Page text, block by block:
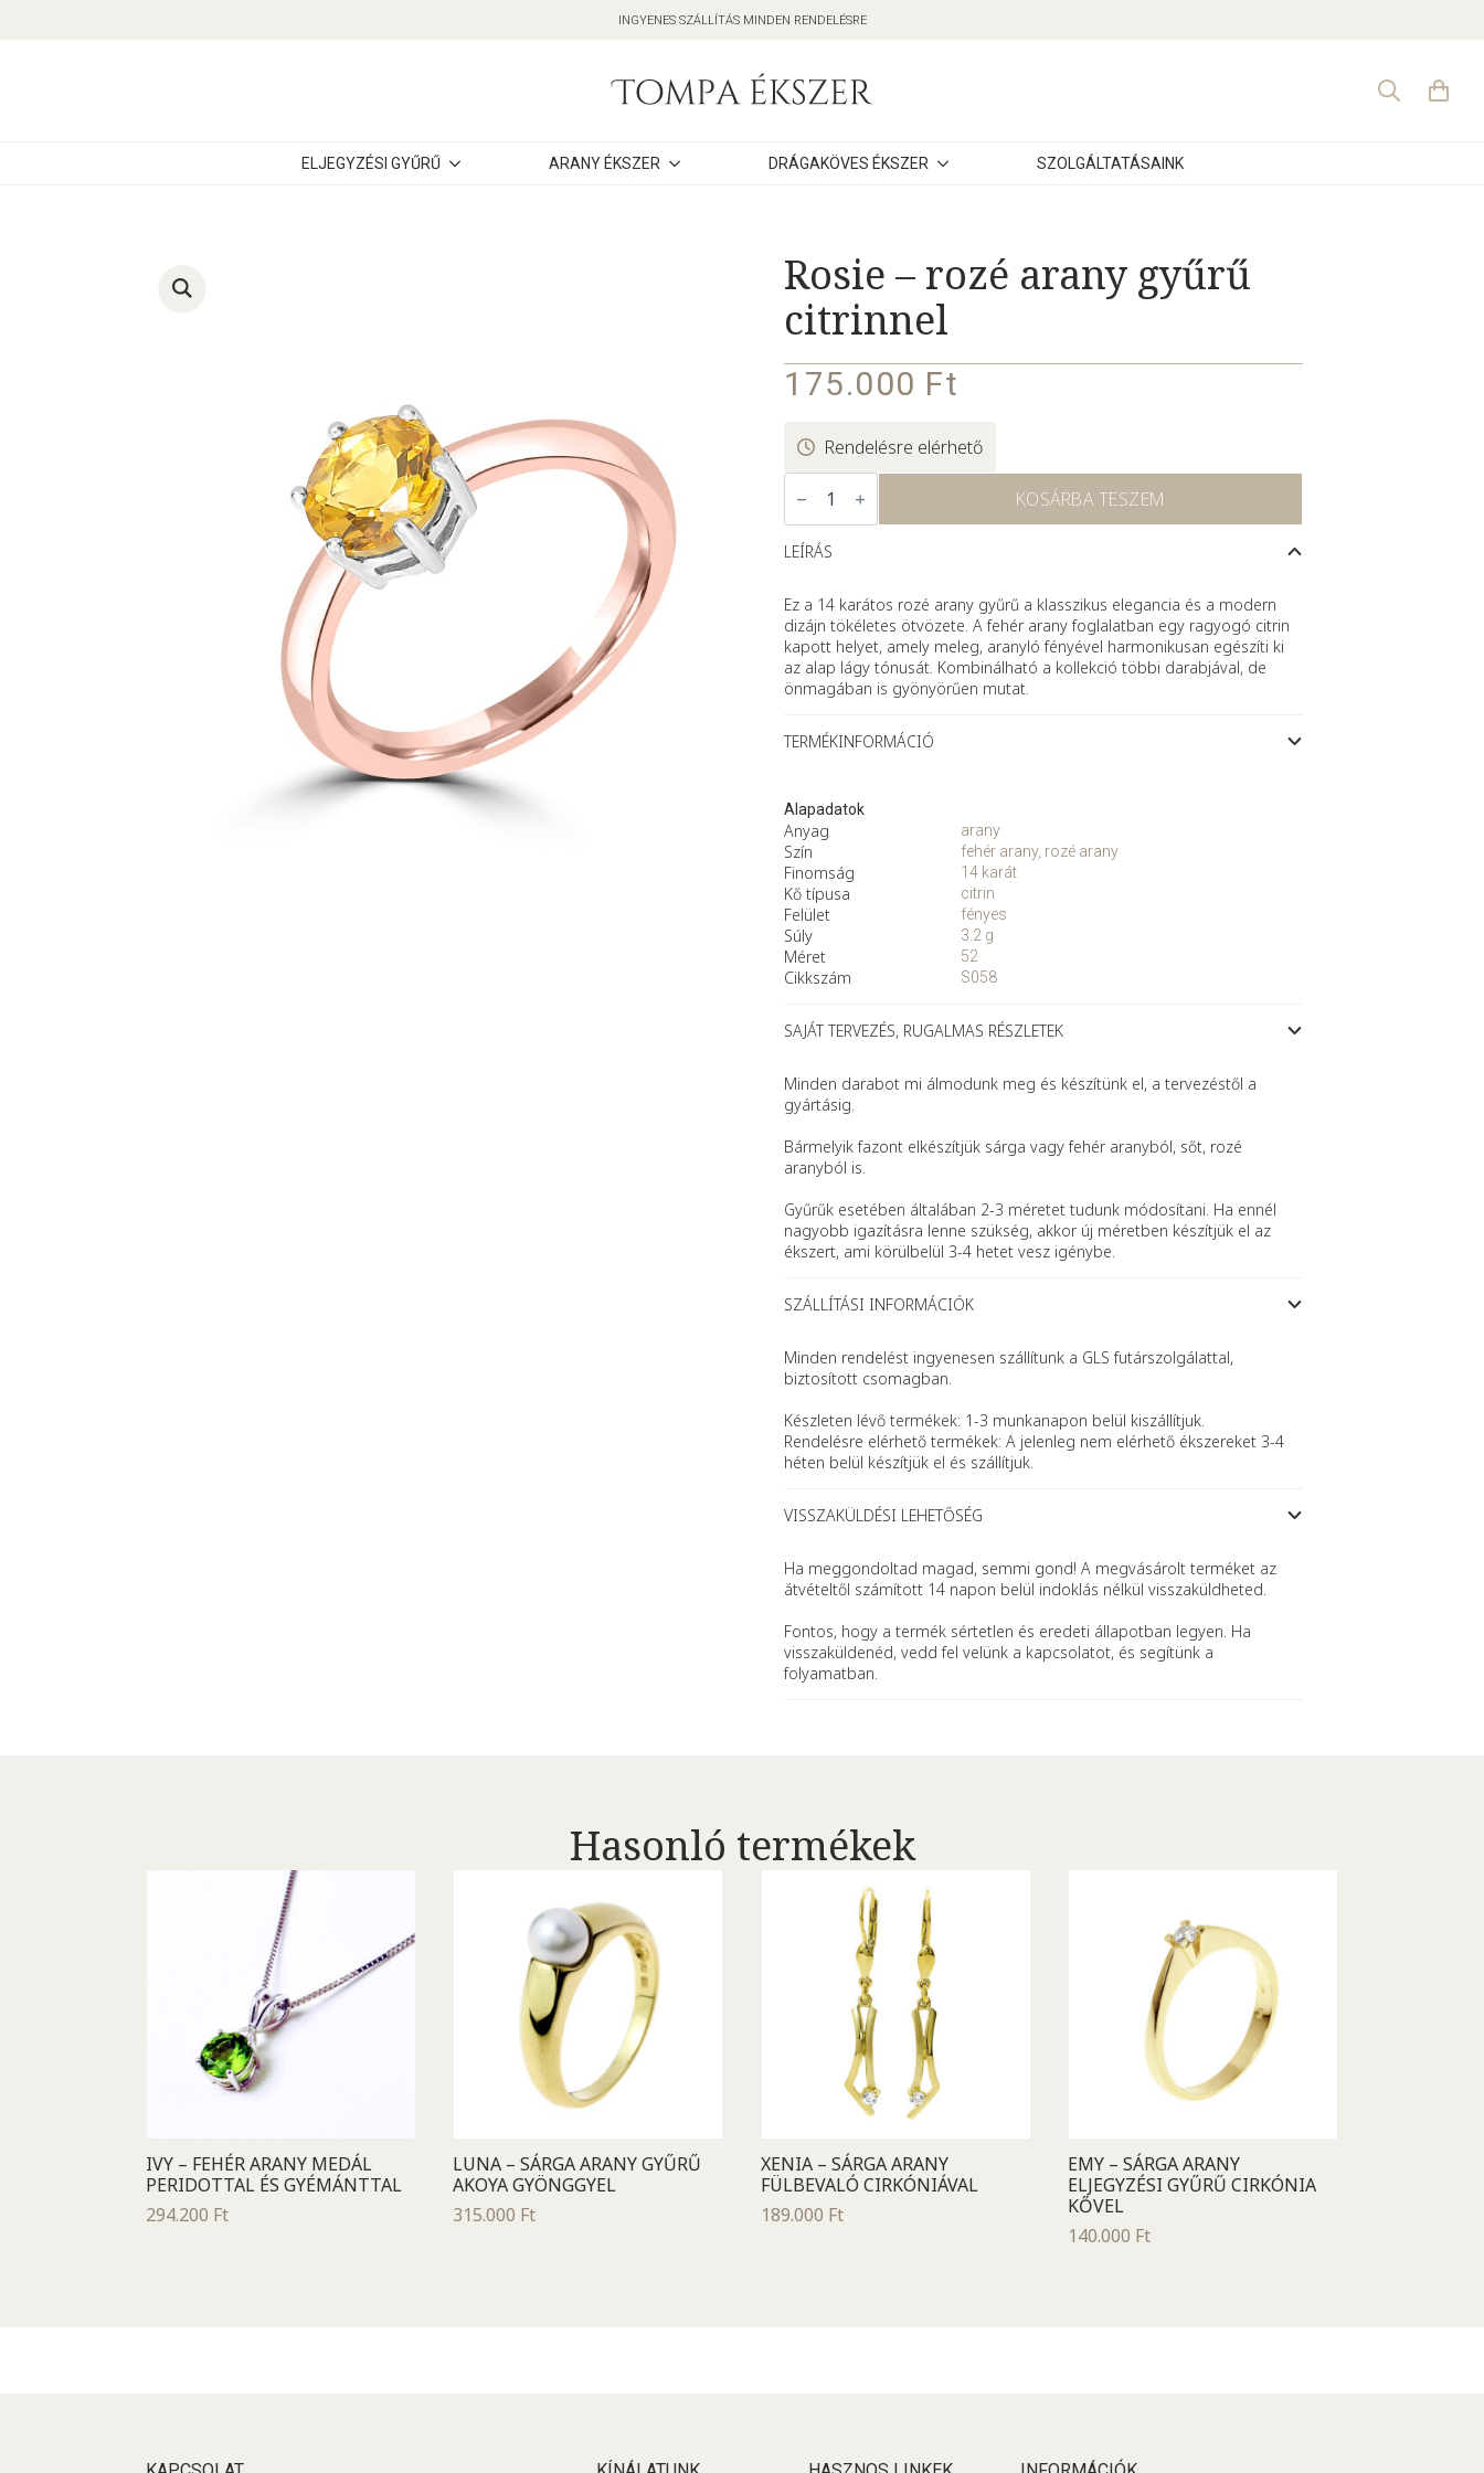
INGYENES SZÁLLÍTÁS MINDEN RENDELÉSRE
ELJEGYZÉSI GYŰRŰ ARANY ÉKSZER DRÁGAKÖVES ÉKSZER SZOLGÁLTATÁSAINK
Rosie – rozé arany gyűrű
citrinnel
175.000 Ft
Rendelésre elérhető
Rosie
arany
gyűrű
KOSÁRBA TESZEM
LEÍRÁS
Ez a 14 karátos rozé arany gyűrű a klasszikus elegancia és a modern
dizájn tökéletes ötvözete. A fehér arany foglalatban egy ragyogó citrin
kapott helyet, amely meleg, aranyló fényével harmonikusan egészíti ki
az alap lágy tónusát. Kombinálható a kollekció többi darabjával, de
önmagában is gyönyörűen mutat.
TERMÉKINFORMÁCIÓ
Alapadatok
Anyag
Szín
Finomság
Kő típusa
Felület
Súly
Méret
Cikkszám
arany
fehér arany, rozé arany
14 karát
citrin
fényes
3.2 g
52
S058
SAJÁT TERVEZÉS, RUGALMAS RÉSZLETEK
Minden darabot mi álmodunk meg és készítünk el, a tervezéstől a
gyártásig.
Bármelyik fazont elkészítjük sárga vagy fehér aranyból, sőt, rozé
aranyból is.
Gyűrűk esetében általában 2-3 méretet tudunk módosítani. Ha ennél
nagyobb igazításra lenne szükség, akkor új méretben készítjük el az
ékszert, ami körülbelül 3-4 hetet vesz igénybe.
SZÁLLÍTÁSI INFORMÁCIÓK
Minden rendelést ingyenesen szállítunk a GLS futárszolgálattal,
biztosított csomagban.
Készleten lévő termékek: 1-3 munkanapon belül kiszállítjuk.
Rendelésre elérhető termékek: A jelenleg nem elérhető ékszereket 3-4
héten belül készítjük el és szállítjuk.
VISSZAKÜLDÉSI LEHETŐSÉG
Ha meggondoltad magad, semmi gond! A megvásárolt terméket az
átvételtől számított 14 napon belül indoklás nélkül visszaküldheted.
Fontos, hogy a termék sértetlen és eredeti állapotban legyen. Ha
visszaküldenéd, vedd fel velünk a kapcsolatot, és segítünk a
folyamatban.
Hasonló termékek
IVY – FEHÉR ARANY MEDÁL
PERIDOTTAL ÉS GYÉMÁNTTAL
294.200 Ft
LUNA – SÁRGA ARANY GYŰRŰ
AKOYA GYÖNGGYEL
315.000 Ft
XENIA – SÁRGA ARANY
FÜLBEVALÓ CIRKÓNIÁVAL
189.000 Ft
EMY – SÁRGA ARANY
ELJEGYZÉSI GYŰRŰ CIRKÓNIA
KŐVEL
140.000 Ft